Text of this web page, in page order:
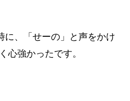
に、「せーの」と声をかけ
心強かったです。